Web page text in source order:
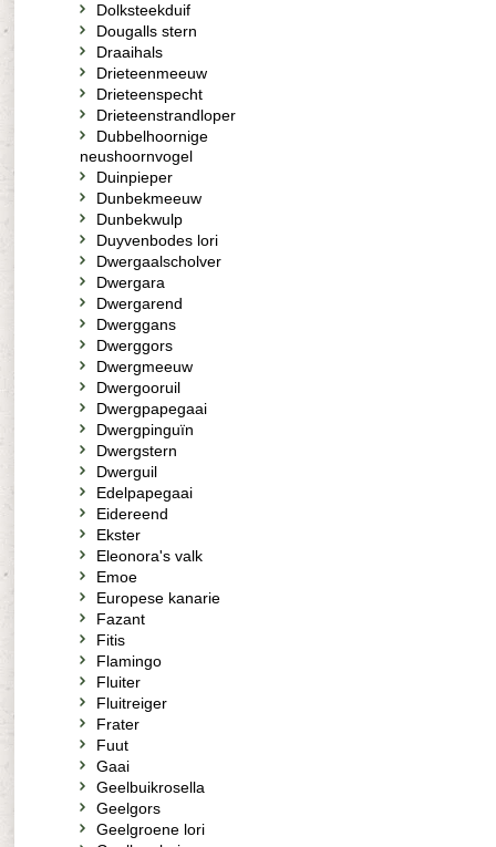
Dolksteekduif
Dougalls stern
Draaihals
Drieteenmeeuw
Drieteenspecht
Drieteenstrandloper
Dubbelhoornige
neushoornvogel
Duinpieper
Dunbekmeeuw
Dunbekwulp
Duyvenbodes lori
Dwergaalscholver
Dwergara
Dwergarend
Dwerggans
Dwerggors
Dwergmeeuw
Dwergooruil
Dwergpapegaai
Dwergpinguïn
Dwergstern
Dwerguil
Edelpapegaai
Eidereend
Ekster
Eleonora's valk
Emoe
Europese kanarie
Fazant
Fitis
Flamingo
Fluiter
Fluitreiger
Frater
Fuut
Gaai
Geelbuikrosella
Geelgors
Geelgroene lori